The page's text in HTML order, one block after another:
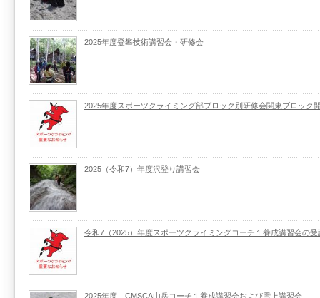
2025年度登攀技術講習会・研修会
2025年度スポーツクライミング部ブロック別研修会関東ブロック
2025（令和7）年度沢登り講習会
令和7（2025）年度スポーツクライミングコーチ１養成講習会の
2025年度 CMSCA山岳コーチ１養成講習会および雪上講習会